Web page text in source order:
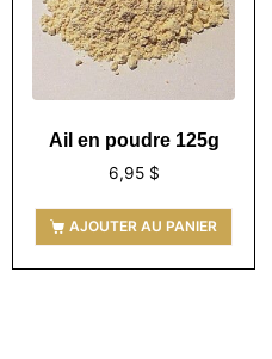
Ail en poudre 125g
6,95 $
AJOUTER AU PANIER